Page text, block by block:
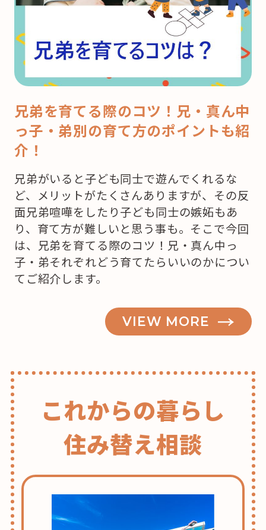
兄弟を育てる際のコツ！兄・真ん中
っ子・弟別の育て方のポイントも紹
介！
兄弟がいると子ども同士で遊んでくれるな
ど、メリットがたくさんありますが、その反
面兄弟喧嘩をしたり子ども同士の嫉妬もあ
り、育て方が難しいと思う事も。そこで今回
は、兄弟を育てる際のコツ！兄・真ん中っ
子・弟それぞれどう育てたらいいのかについ
てご紹介します。
VIEW MORE
これからの暮らし
住み替え相談